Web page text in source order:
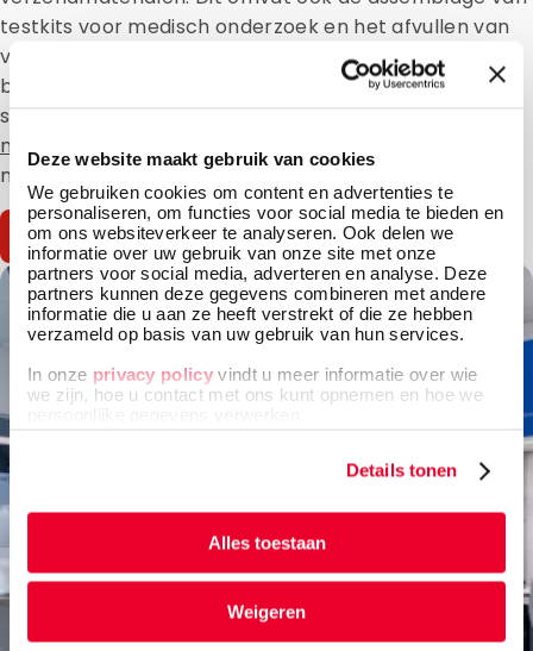
Deze website maakt gebruik van cookies
We gebruiken cookies om content en advertenties te
personaliseren, om functies voor social media te bieden en
om ons websiteverkeer te analyseren. Ook delen we
informatie over uw gebruik van onze site met onze
partners voor social media, adverteren en analyse. Deze
partners kunnen deze gegevens combineren met andere
informatie die u aan ze heeft verstrekt of die ze hebben
verzameld op basis van uw gebruik van hun services.
In onze privacy policy vindt u meer informatie over wie
we zijn, hoe u contact met ons kunt opnemen en hoe we
Details tonen
Alles toestaan
Weigeren
testkits voor medisch onderzoek en het afvullen van
verpakkingen, inclusief bulk-leveringen. Door onze
bewuste keuzes in grondstoffen, processen en
samenwerking streven we naar
milieubelasting
en voldoen we aan de geldende
milieuwetgeving.
Download certificaat